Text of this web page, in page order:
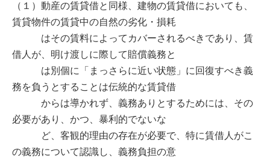
（１）動産の賃貸借と同様、建物の賃貸借においても、
賃貸物件の賃貸中の自然の劣化・損耗
はその賃料によってカバーされるべきであり、賃
借人が、明け渡しに際して賠償義務と
は別個に「まっさらに近い状態」に回復すべき義
務を負うとすることは伝統的な賃貸借
からは導かれず、義務ありとするためには、その
必要があり、かつ、暴利的でないな
ど、客観的理由の存在が必要で、特に賃借人がこ
の義務について認識し、義務負担の意